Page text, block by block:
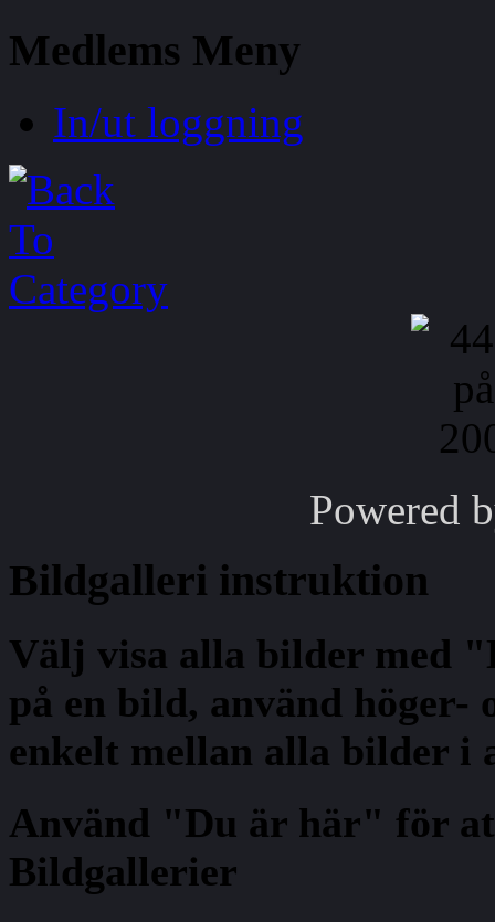
Medlems Meny
In/ut loggning
Powered
Bildgalleri instruktion
Välj visa alla bilder med
på en bild, använd
enkelt mellan alla bilder i
Använd "Du är här" för
Bildgallerier